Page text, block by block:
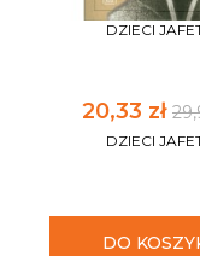
DZIECI
20,33 zł
DZIECI
DO